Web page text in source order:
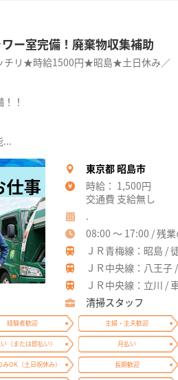
ー室完備！廃棄物収集補助
チリ★時給1500円★昭島★土日休み／
！
...
東京都 昭島市
時給： 1,500円
交通費 支給無し
.
08:00 ～ 17:00 / 残
ＪＲ青梅線：昭島 /
ＪＲ中央線：八王子
ＪＲ中央線：立川 /
清掃スタッフ
経験者歓迎 主婦・主夫歓迎
（または即払い） 月払い
OK（土日祝休み） 長期歓迎